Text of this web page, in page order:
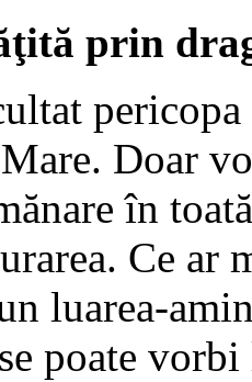
prin
Doar
în
Ce ar
luarea-
poate